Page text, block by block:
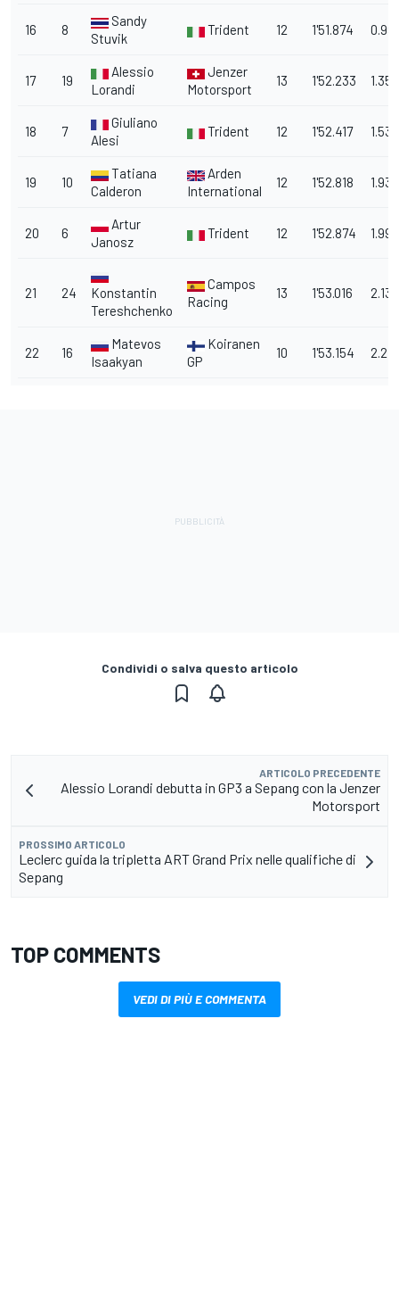
16 8
Sandy
Stuvik
Trident 12 1'51.874 0.991
17 19
Alessio
Lorandi
Jenzer
Motorsport
13 1'52.233 1.350
18 7
Giuliano
Alesi
Trident 12 1'52.417 1.534
19 10
Tatiana
Calderon
Arden
International
12 1'52.818 1.935
20 6
Artur
Janosz
Trident 12 1'52.874 1.991
21 24
Konstantin
Tereshchenko
Campos
Racing
13 1'53.016 2.133
22 16
Matevos
Isaakyan
Koiranen
GP
10 1'53.154 2.271
Condividi o salva questo articolo
ARTICOLO PRECEDENTE
Alessio Lorandi debutta in GP3 a Sepang con la Jenzer
Motorsport
PROSSIMO ARTICOLO
Leclerc guida la tripletta ART Grand Prix nelle qualifiche di
Sepang
TOP COMMENTS
VEDI DI PIÙ E COMMENTA